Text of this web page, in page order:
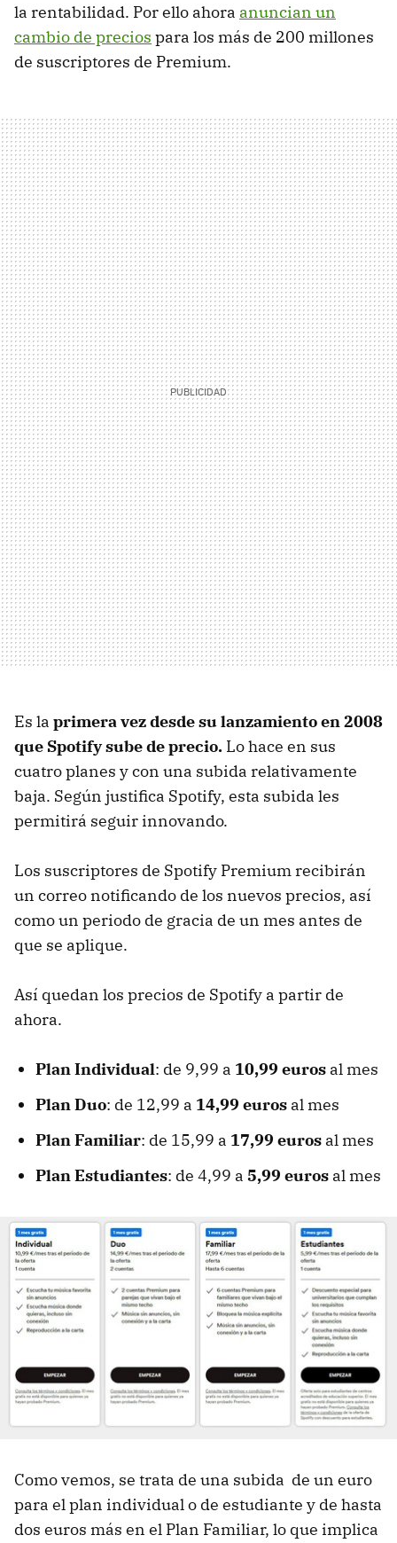
la rentabilidad. Por ello ahora anuncian un
cambio de precios para los más de 200 millones
de suscriptores de Premium.
Es la primera vez desde su lanzamiento en 2008
que Spotify sube de precio. Lo hace en sus
cuatro planes y con una subida relativamente
baja. Según justifica Spotify, esta subida les
permitirá seguir innovando.
Los suscriptores de Spotify Premium recibirán
un correo notificando de los nuevos precios, así
como un periodo de gracia de un mes antes de
que se aplique.
Así quedan los precios de Spotify a partir de
ahora.
Plan Individual: de 9,99 a 10,99 euros al mes
Plan Duo: de 12,99 a 14,99 euros al mes
Plan Familiar: de 15,99 a 17,99 euros al mes
Plan Estudiantes: de 4,99 a 5,99 euros al mes
Como vemos, se trata de una subida de un euro
para el plan individual o de estudiante y de hasta
dos euros más en el Plan Familiar, lo que implica